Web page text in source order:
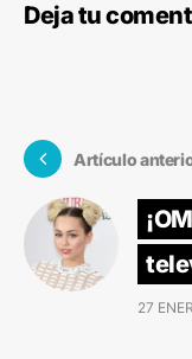
Deja tu
Artículo
27